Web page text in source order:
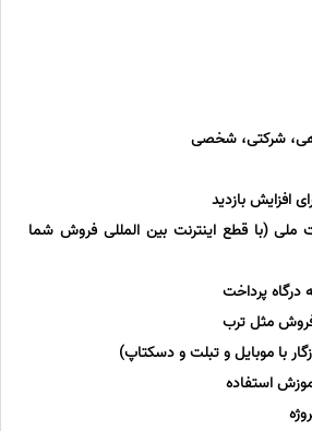
شرکتی، شخصی
افزایش بازدید
ملی (با قطع اینترنت بین المللی فروش شما
درگاه پرداخت
مثل ترب
با موبایل و تبلت و دسکتاپ)
استفاده